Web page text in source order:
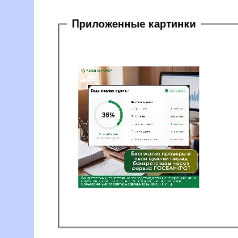
Приложенные картинки